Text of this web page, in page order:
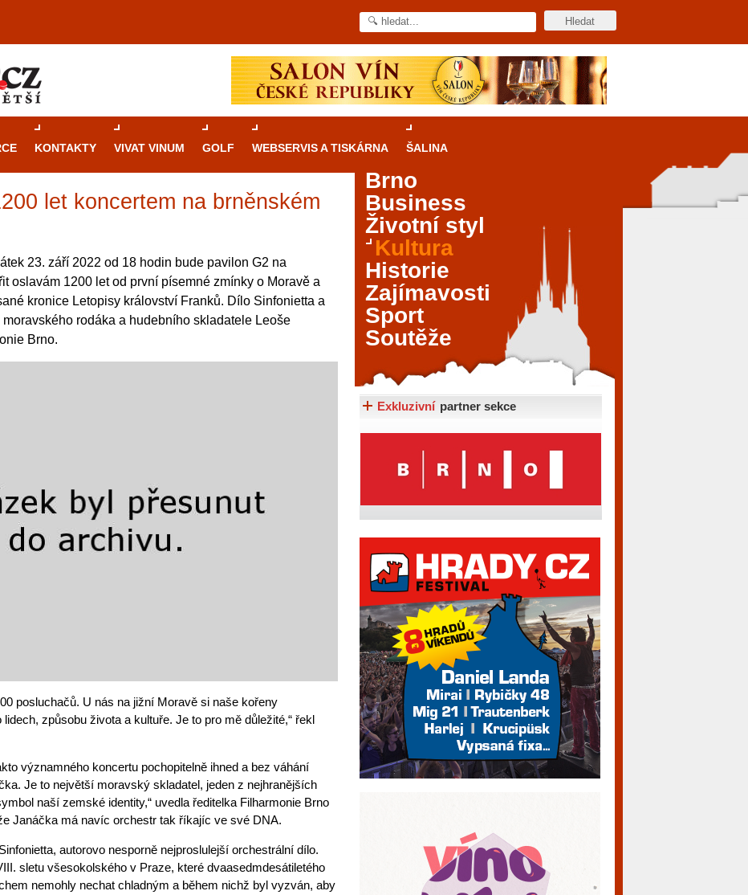
KONTAKTY VIVAT VINUM GOLF WEBSERVIS A TISKÁRNA ŠALINA
let koncertem na brněnském
23. září 2022 od 18 hodin bude pavilon G2 na
oslavám 1200 let od první písemné zmínky o Moravě a
kronice Letopisy království Franků. Dílo Sinfonietta a
rodáka a hudebního skladatele Leoše
Brno.
posluchačů. U nás na jižní Moravě si naše kořeny
způsobu života a kultuře. Je to pro mě důležité,“ řekl
významného koncertu pochopitelně ihned a bez váhání
Je to největší moravský skladatel, jeden z nejhranějších
naší zemské identity,“ uvedla ředitelka Filharmonie Brno
Janáčka má navíc orchestr tak říkajíc ve své DNA.
autorovo nesporně nejproslulejší orchestrální dílo.
sletu všesokolského v Praze, které dvaasedmdesátiletého
nemohly nechat chladným a během nichž byl vyzván, aby
Průvodcekasinovými hrami v Brně: Od
Brno je městem známým pro zajímavé památky, skvělé
restaurace, divadla a univerzity. Mimo jiné je ale také
místem, kde si můžete legálně a bezpečně vyzkoušet
různé kasinové hry. V neustále kvetoucí moravské
metropoli naleznete širokou nabídku her od klasické
Brno
Business
Životní styl
Kultura
Historie
Zajímavosti
Sport
Soutěže
Exkluzivní partner sekce